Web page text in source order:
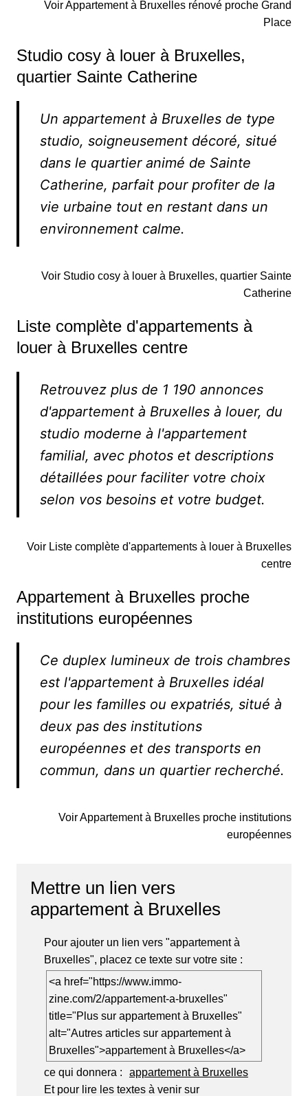
Voir Appartement à Bruxelles rénové proche Grand
Place
Studio cosy à louer à Bruxelles,
quartier Sainte Catherine
Un appartement à Bruxelles de type
studio, soigneusement décoré, situé
dans le quartier animé de Sainte
Catherine, parfait pour profiter de la
vie urbaine tout en restant dans un
environnement calme.
Voir Studio cosy à louer à Bruxelles, quartier Sainte
Catherine
Liste complète d'appartements à
louer à Bruxelles centre
Retrouvez plus de 1 190 annonces
d'appartement à Bruxelles à louer, du
studio moderne à l'appartement
familial, avec photos et descriptions
détaillées pour faciliter votre choix
selon vos besoins et votre budget.
Voir Liste complète d'appartements à louer à Bruxelles
centre
Appartement à Bruxelles proche
institutions européennes
Ce duplex lumineux de trois chambres
est l'appartement à Bruxelles idéal
pour les familles ou expatriés, situé à
deux pas des institutions
européennes et des transports en
commun, dans un quartier recherché.
Voir Appartement à Bruxelles proche institutions
européennes
Mettre un lien vers
appartement à Bruxelles
Pour ajouter un lien vers "appartement à
Bruxelles", placez ce texte sur votre site :
<a href="https://www.immo-
zine.com/2/appartement-a-bruxelles"
title="Plus sur appartement à Bruxelles"
alt="Autres articles sur appartement à
Bruxelles">appartement à Bruxelles</a>
ce qui donnera :
appartement à Bruxelles
Et pour lire les textes à venir sur